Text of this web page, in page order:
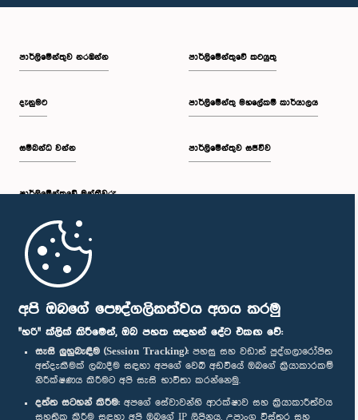
අපි ඔබගේ පෞද්ගලිකත්වය අගය කරමු
"හරි" ක්ලික් කිරීමෙන්, ඔබ පහත සඳහන් දේට එකඟ වේ:
සැසි ලුහුබැඳීම (Session Tracking): පහසු සහ වඩාත් පුද්ගලාරෝපිත
අත්දැකීමක් ලබාදීම සඳහා අපගේ වෙබ් අඩවියේ ඔබගේ ක්‍රියාකාරකම්
නිරීක්ෂණය කිරීමට අපි සැසි භාවිතා කරන්නෙමු.
දත්ත සටහන් කිරීම: අපගේ සේවාවන්හි ආරක්ෂාව සහ ක්‍රියාකාරීත්වය
සහතික කිරීම සඳහා අපි ඔබගේ IP ලිපිනය, උපාංග විස්තර සහ
පාර්ලි‌මේන්තුව නරඹන්න
දැනුමට
සම්බන්ධ වන්න
පාර්ලි‌මේන්තුවේ මන්ත්‍රීවරු
මුල් පිටුව
පාර්ලිමේන්තුවේ කටයුතු
පාර්ලිමේන්තු මහලේකම් කාර්යාලය
පාර්ලිමේන්තුව සජීවීව
පාර්ලිමේන්තු ජංගම යෙදුම
අප හා සම්බන්ධ වී සිටින්න :